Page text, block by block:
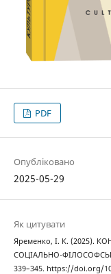
PDF
Опубліковано
2025-05-29
Як цитувати
Яременко, І. К. (2025).
СОЦІАЛЬНО-
339–345. https://doi.org/